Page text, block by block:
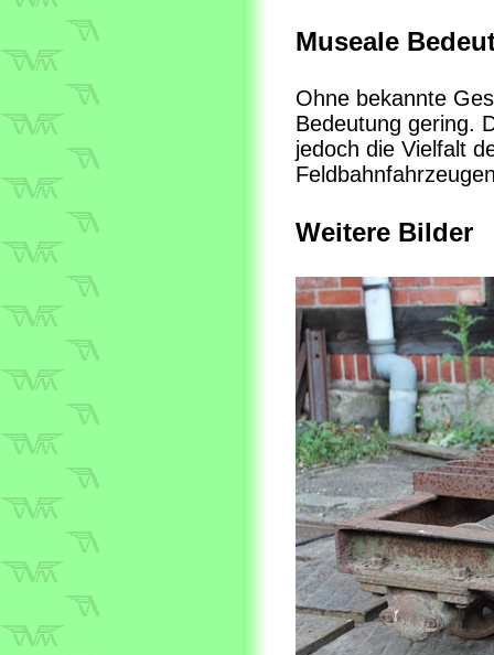
Museale
Ohne bekannte
Bedeutung gering.
jedoch die Vielfalt
Weitere Bilder